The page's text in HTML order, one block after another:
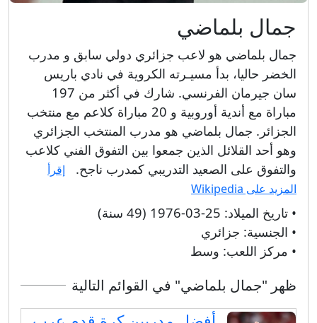
جمال بلماضي
جمال بلماضي هو لاعب جزائري دولي سابق و مدرب
الخضر حاليا، بدأ مسيـرته الكروية في نادي باريس
سان جيرمان الفرنسي. شارك في أكثر من 197
مباراة مع أندية أوروبية و 20 مباراة كلاعم مع منتخب
الجزائر. جمال بلماضي هو مدرب المنتخب الجزائري
وهو أحد القلائل الذين جمعوا بين التفوق الفني كلاعب
والتفوق على الصعيد التدريبي كمدرب ناجح.
إقرأ
المزيد على Wikipedia
• تاريخ الميلاد: 25-03-1976 (49 سنة)
• الجنسية: جزائري
• مركز اللعب: وسط
ظهر "جمال بلماضي" في القوائم التالية